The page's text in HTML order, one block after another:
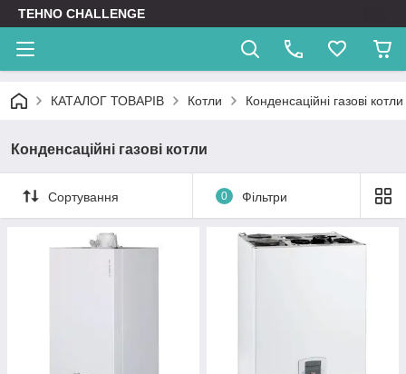
TEHNO CHALLENGE
КАТАЛОГ ТОВАРІВ Котли Конденсаційні газові котли
Конденсаційні газові котли
Сортування 0 Фільтри